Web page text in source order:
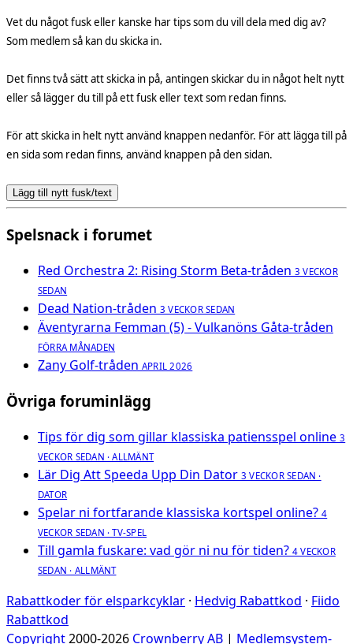
Vet du något fusk eller kanske har tips som du vill dela med dig av?
Som medlem så kan du skicka in.
Det finns två sätt att skicka in på, antingen skickar du in något helt nytt
eller så lägger du till på ett fusk eller text som redan finns.
För att skicka in helt nytt använd knappen nedanför. För att lägga till på
en sida som redan finns, använd knappen på den sidan.
Lägg till nytt fusk/text
Spelsnack i forumet
Red Orchestra 2: Rising Storm Beta-tråden 3 VECKOR
SEDAN
Dead Nation-tråden 3 VECKOR SEDAN
Äventyrarna Femman (5) - Vulkanöns Gåta-tråden
FÖRRA MÅNADEN
Zany Golf-tråden APRIL 2026
Övriga foruminlägg
Tips för dig som gillar klassiska patiensspel online 3
VECKOR SEDAN · ALLMÄNT
Lär Dig Att Speeda Upp Din Dator 3 VECKOR SEDAN ·
DATOR
Spelar ni fortfarande klassiska kortspel online? 4
VECKOR SEDAN · TV-SPEL
Till gamla fuskare: vad gör ni nu för tiden? 4 VECKOR
SEDAN · ALLMÄNT
Rabattkoder för elsparkcyklar · Hedvig Rabattkod · Fiido
Rabattkod
Copyright2000-2026 Crownberry AB | Medlemsystem-